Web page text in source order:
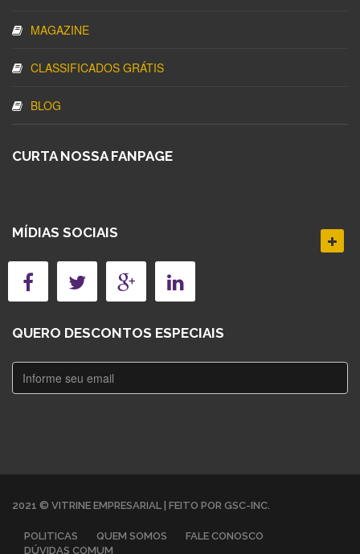
MAGAZINE
CLASSIFICADOS GRÁTIS
BLOG
CURTA NOSSA FANPAGE
MÍDIAS SOCIAIS
QUERO DESCONTOS ESPECIAIS
2021 © VITRINE EMPRESARIAL | FEITO POR GSC-INC.
POLITICAS QUEM SOMOS
FALE CONOSCO
DÚVIDAS COMUM